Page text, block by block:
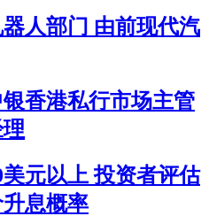
人部门 由前现代汽
香港私行市场主管
元以上 投资者评估
息概率